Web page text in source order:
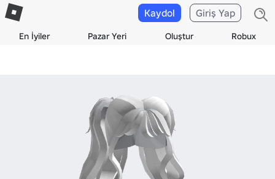
En İyiler Pazar Yeri Oluştur Robux
Kaydol Giriş Yap